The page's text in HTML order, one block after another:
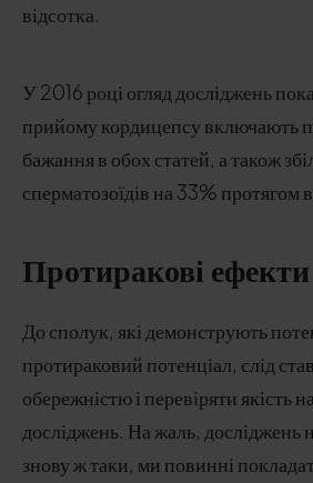
відсотка.
У 2016 році огляд досліджень
прийому кордицепсу включають
бажання в обох статей, а також
сперматозоїдів на 33% протягом
Протиракові ефекти
До сполук, які демонструють
протираковий потенціал, слід
обережністю і перевіряти якість
досліджень. На жаль, досліджень
знову ж таки, ми повинні